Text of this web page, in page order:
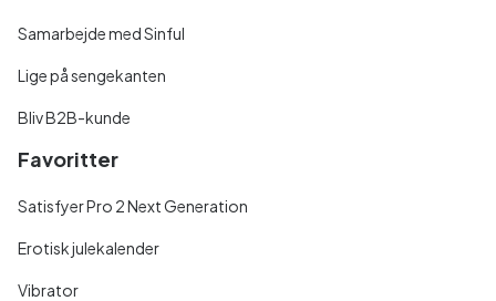
Samarbejde med Sinful
Lige på sengekanten
Bliv B2B-kunde
Favoritter
Satisfyer Pro 2 Next Generation
Erotisk julekalender
Vibrator